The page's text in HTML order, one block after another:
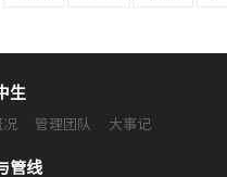
生
况 管理团队 大事记
管线